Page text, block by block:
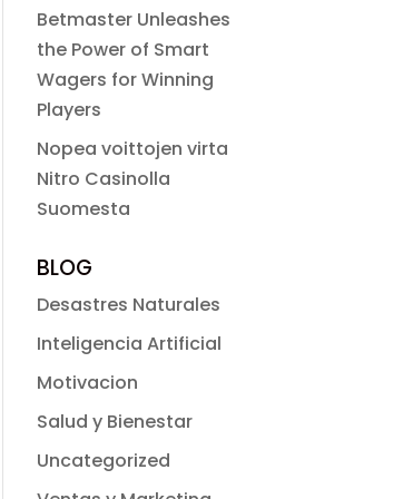
Betmaster Unleashes
the Power of Smart
Wagers for Winning
Players
Nopea voittojen virta
Nitro Casinolla
Suomesta
BLOG
Desastres Naturales
Inteligencia Artificial
Motivacion
Salud y Bienestar
Uncategorized